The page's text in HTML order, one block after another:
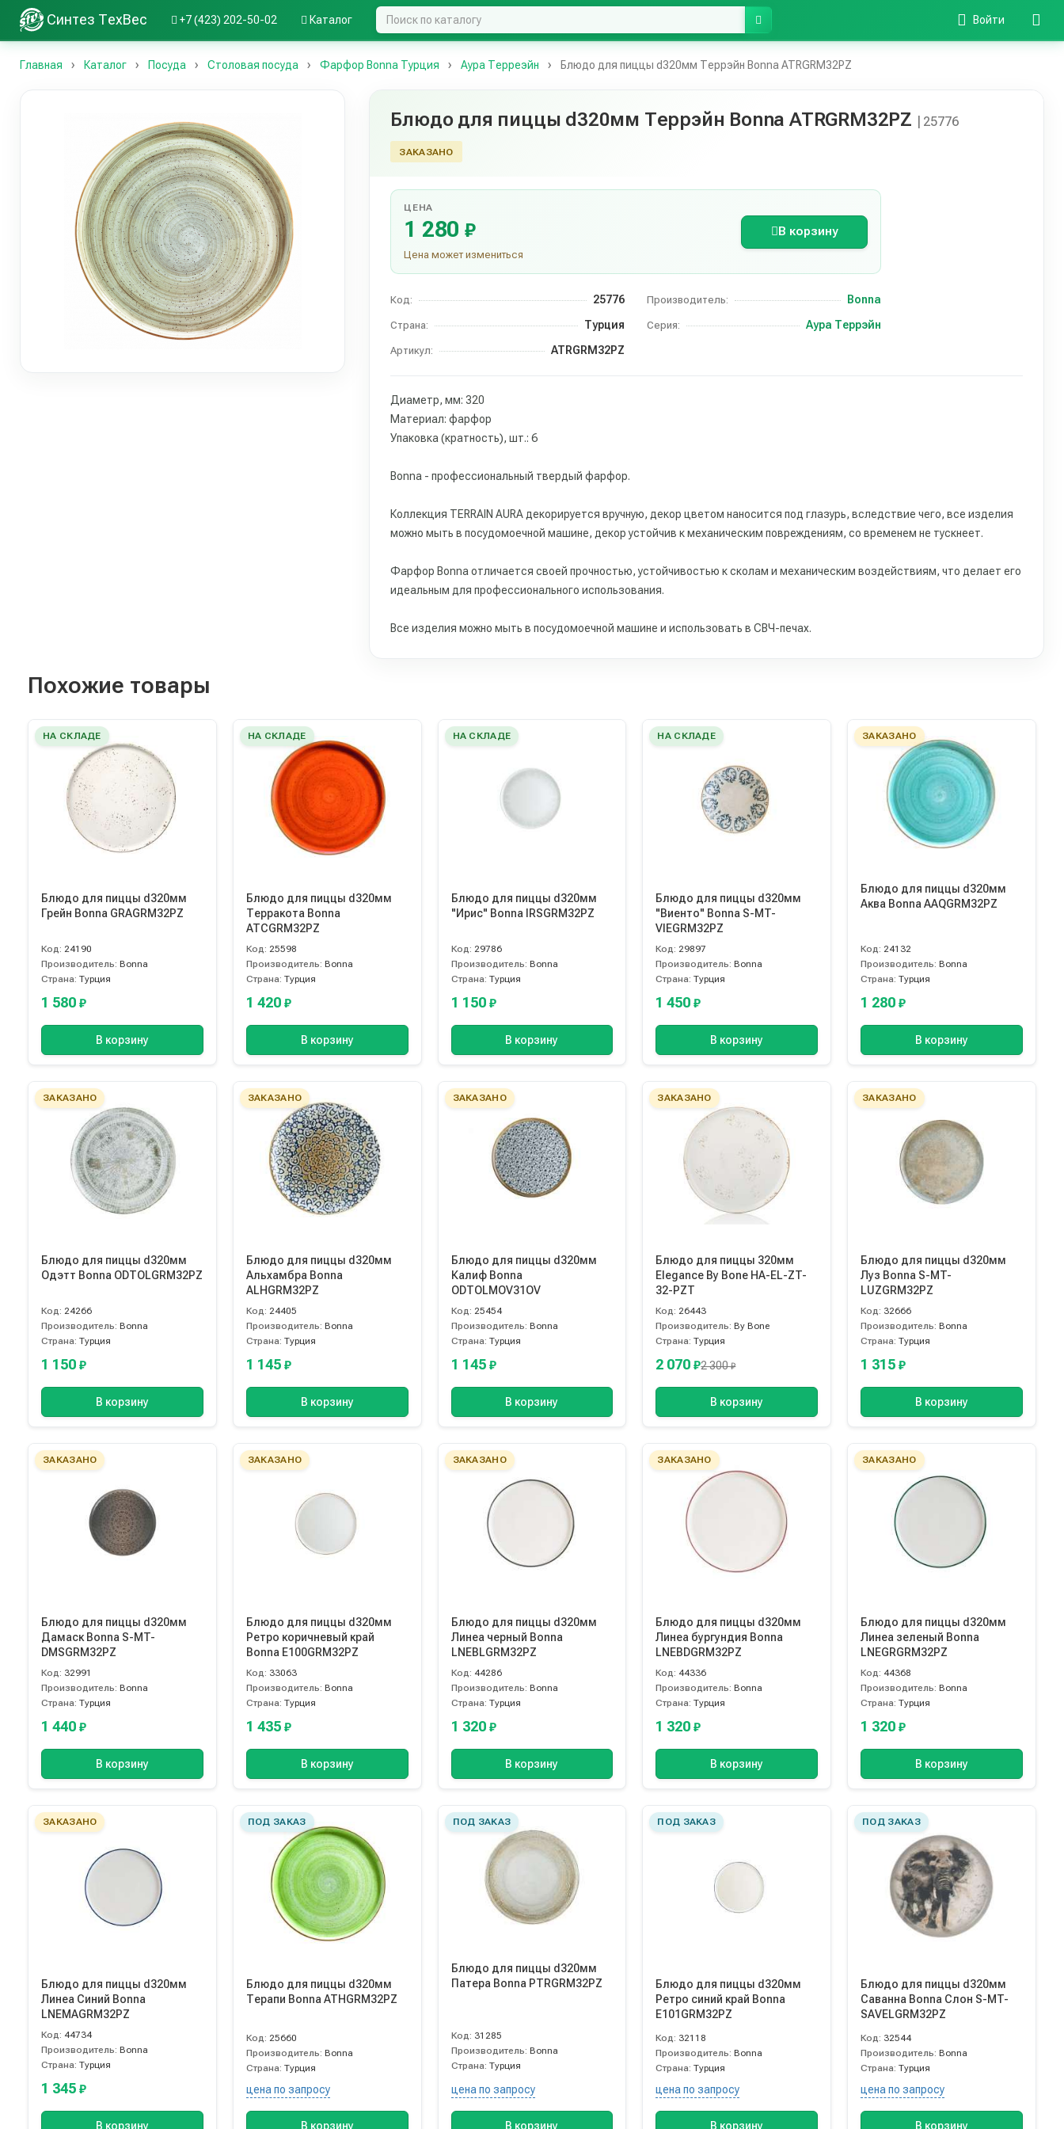
Синтез ТехВес +7 (423) 202-50-02 Каталог Войти
Главная Каталог Посуда Столовая посуда Фарфор Bonna Турция Аура Терреэйн Блюдо для пиццы d320мм Террэйн Bonna ATRGRM32PZ
Блюдо для пиццы d320мм Террэйн Bonna ATRGRM32PZ | 25776
ЗАКАЗАНО
ЦЕНА
1 280 ₽
Цена может измениться
В корзину
Код: 25776 Производитель: Bonna
Страна: Турция Серия: Аура Террэйн
Артикул: ATRGRM32PZ
Диаметр, мм: 320
Материал: фарфор
Упаковка (кратность), шт.: 6
Bonna - профессиональный твердый фарфор.
Коллекция TERRAIN AURA декорируется вручную, декор цветом наносится под глазурь, вследствие чего, все изделия
можно мыть в посудомоечной машине, декор устойчив к механическим повреждениям, со временем не тускнеет.
Фарфор Bonna отличается своей прочностью, устойчивостью к сколам и механическим воздействиям, что делает его
идеальным для профессионального использования.
Все изделия можно мыть в посудомоечной машине и использовать в СВЧ-печах.
Похожие товары
НА СКЛАДЕ
Блюдо для пиццы d320мм
Грейн Bonna GRAGRM32PZ
Код: 24190
Производитель: Bonna
Страна: Турция
1 580 ₽
В корзину
НА СКЛАДЕ
Блюдо для пиццы d320мм
Терракота Bonna
ATCGRM32PZ
Код: 25598
Производитель: Bonna
Страна: Турция
1 420 ₽
В корзину
НА СКЛАДЕ
Блюдо для пиццы d320мм
"Ирис" Bonna IRSGRM32PZ
Код: 29786
Производитель: Bonna
Страна: Турция
1 150 ₽
В корзину
НА СКЛАДЕ
Блюдо для пиццы d320мм
"Виенто" Bonna S-MT-
VIEGRM32PZ
Код: 29897
Производитель:Bonna
Страна:Турция
1 450₽
В корзину
ЗАКАЗАНО
Блюдо для пиццы d320мм
Аква Bonna AAQGRM32PZ
Код: 24132
Производитель:Bonna
Страна:Турция
1 280₽
В корзину
ЗАКАЗАНО
Блюдо для пиццы d320мм
Одэтт Bonna ODTOLGRM32PZ
Код: 24266
Производитель: Bonna
Страна: Турция
1 150 ₽
В корзину
ЗАКАЗАНО
Блюдо для пиццы d320мм
Альхамбра Bonna
ALHGRM32PZ
Код: 24405
Производитель: Bonna
Страна: Турция
1 145 ₽
В корзину
ЗАКАЗАНО
Блюдо для пиццы d320мм
Калиф Bonna
ODTOLMOV31OV
Код: 25454
Производитель: Bonna
Страна: Турция
1 145 ₽
В корзину
ЗАКАЗАНО
Блюдо для пиццы 320мм
Elegance By Bone HA-EL-ZT-
32-PZT
Код: 26443
Производитель:By Bone
Страна:Турция
2 070₽2 300₽
В корзину
ЗАКАЗАНО
Блюдо для пиццы d320мм
Луз Bonna S-MT-
LUZGRM32PZ
Код: 32666
Производитель:Bonna
Страна:Турция
1 315₽
В корзину
ЗАКАЗАНО
Блюдо для пиццы d320мм
Дамаск Bonna S-MT-
DMSGRM32PZ
Код: 32991
Производитель: Bonna
Страна: Турция
1 440 ₽
В корзину
ЗАКАЗАНО
Блюдо для пиццы d320мм
Ретро коричневый край
Bonna E100GRM32PZ
Код: 33063
Производитель: Bonna
Страна: Турция
1 435 ₽
В корзину
ЗАКАЗАНО
Блюдо для пиццы d320мм
Линеа черный Bonna
LNEBLGRM32PZ
Код: 44286
Производитель: Bonna
Страна: Турция
1 320 ₽
В корзину
ЗАКАЗАНО
Блюдо для пиццы d320мм
Линеа бургундия Bonna
LNEBDGRM32PZ
Код: 44336
Производитель:Bonna
Страна:Турция
1 320₽
В корзину
ЗАКАЗАНО
Блюдо для пиццы d320мм
Линеа зеленый Bonna
LNEGRGRM32PZ
Код: 44368
Производитель:Bonna
Страна:Турция
1 320₽
В корзину
ЗАКАЗАНО
Блюдо для пиццы d320мм
Линеа Синий Bonna
LNEMAGRM32PZ
Код: 44734
Производитель: Bonna
Страна: Турция
1 345 ₽
В корзину
ПОД ЗАКАЗ
Блюдо для пиццы d320мм
Терапи Bonna ATHGRM32PZ
Код: 25660
Производитель: Bonna
Страна: Турция
цена по запросу
В корзину
ПОД ЗАКАЗ
Блюдо для пиццы d320мм
Патера Bonna PTRGRM32PZ
Код: 31285
Производитель: Bonna
Страна: Турция
цена по запросу
В корзину
ПОД ЗАКАЗ
Блюдо для пиццы d320мм
Ретро синий край Bonna
E101GRM32PZ
Код: 32118
Производитель:Bonna
Страна:Турция
цена по запросу
В корзину
ПОД ЗАКАЗ
Блюдо для пиццы d320мм
Саванна Bonna Слон S-MT-
SAVELGRM32PZ
Код: 32544
Производитель:Bonna
Страна:Турция
цена по запросу
В корзину